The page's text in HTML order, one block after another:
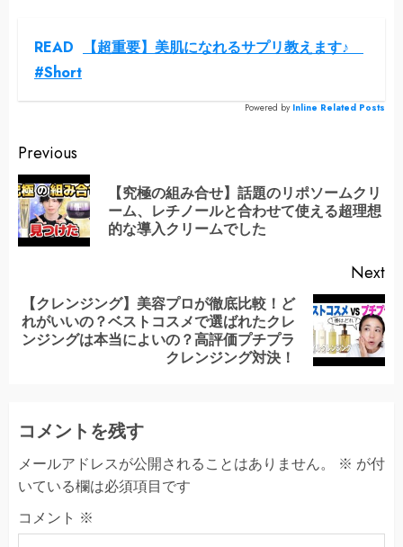
READ
【超重要】美肌になれるサプリ教えます♪
#Short
Powered by Inline Related Posts
Continue
Reading
Previous
【究極の組み合せ】話題のリポソームクリ
ーム、レチノールと合わせて使える超理想
的な導入クリームでした
Next
Next
post:
【クレンジング】美容プロが徹底比較！ど
れがいいの？ベストコスメで選ばれたクレ
ンジングは本当によいの？高評価プチプラ
クレンジング対決！
コメントを残す
メールアドレスが公開されることはありません。 ※ が付
いている欄は必須項目です
コメント ※